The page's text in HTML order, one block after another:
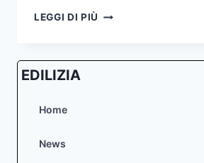
LEGGI DI PIÙ 1°
–
EDILIZIA
Home
News